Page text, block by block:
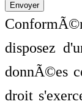
disposez
donnÃ©es
droit